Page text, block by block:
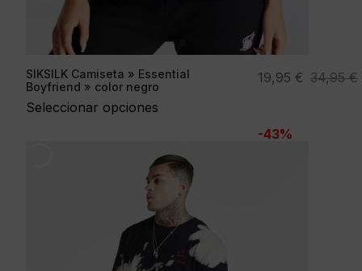
SIKSILK Camiseta » Essential
Boyfriend » color negro
Seleccionar opciones
34,95€
El
era:
19,95 €
El
es:
-43%